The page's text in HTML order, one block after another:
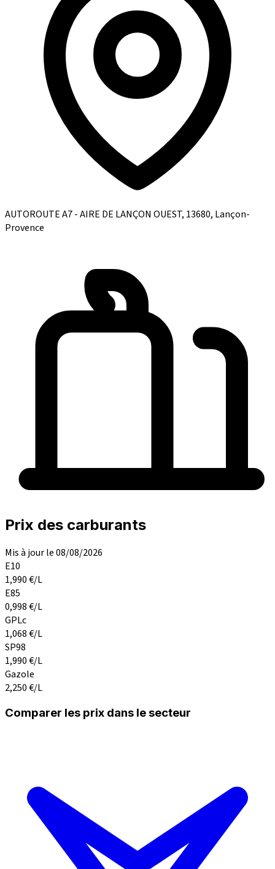
AUTOROUTE A7 - AIRE DE LANÇON OUEST, 13680, Lançon-
Provence
Prix des carburants
Mis à jour le 08/08/2026
E10
1,990€/L
E85
0,998€/L
GPLc
1,068€/L
SP98
1,990€/L
Gazole
2,250€/L
Comparer les prix dans le secteur